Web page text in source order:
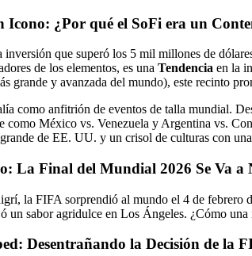
¿Por qué el SoFi era un
que superó los 5 mil millones de
de los elementos, es una Tendencia en la
grande y avanzada del mundo), este recinto
como anfitrión de eventos de talla mundial.
como México vs. Venezuela y Argentina vs.
de EE. UU. y un crisol de culturas con
La Final del Mundial 2026 Se Va a
la FIFA sorprendió al mundo el 4 de febrero
un sabor agridulce en Los Ángeles. ¿Cómo
Desentrañando la Decisión de la